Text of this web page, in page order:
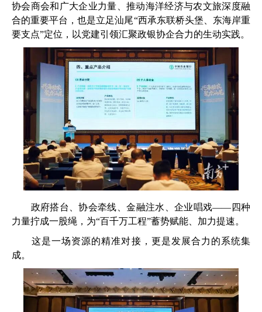
协会商会和广大企业力量、推动海洋经济与农文旅深度融
合的重要平台，也是立足汕尾“西承东联桥头堡、东海岸重
要支点”定位，以党建引领汇聚政银协企合力的生动实践。
政府搭台、协会牵线、金融注水、企业唱戏——四种
力量拧成一股绳，为“百千万工程”蓄势赋能、加力提速。
这是一场资源的精准对接，更是发展合力的系统集
成。